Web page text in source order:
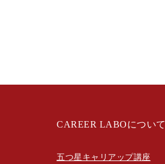
CAREER LABOについて
五つ星キャリアップ講座